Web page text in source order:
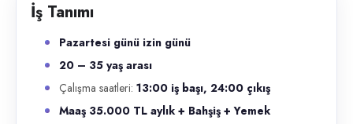
İş Tanımı
Pazartesi günü izin günü
20 – 35 yaş arası
Çalışma saatleri: 13:00 iş başı, 24:00 çıkış
Maaş 35.000 TL aylık + Bahşiş + Yemek